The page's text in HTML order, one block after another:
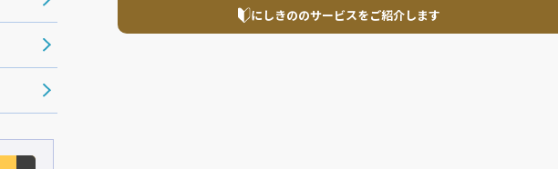
にしきののサービスをご紹介します